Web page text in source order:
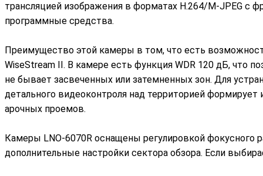
трансляцией изображения в форматах H.264/M-JPEG c
программные средства.
Преимущество этой камеры в том, что есть
WiseStream II. В камере есть функция WDR 120 дБ, что
не бывает засвеченных или затемненных зон. Для
детального видеоконтроля над территорией
арочных проемов.
Камеры LNO-6070R оснащены регулировкой фокусного
дополнительные настройки сектора обзора. Если